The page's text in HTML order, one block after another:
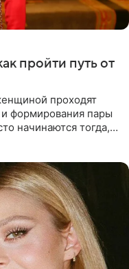
пройти путь от
проходят
и формирования пары
начинаются тогда,